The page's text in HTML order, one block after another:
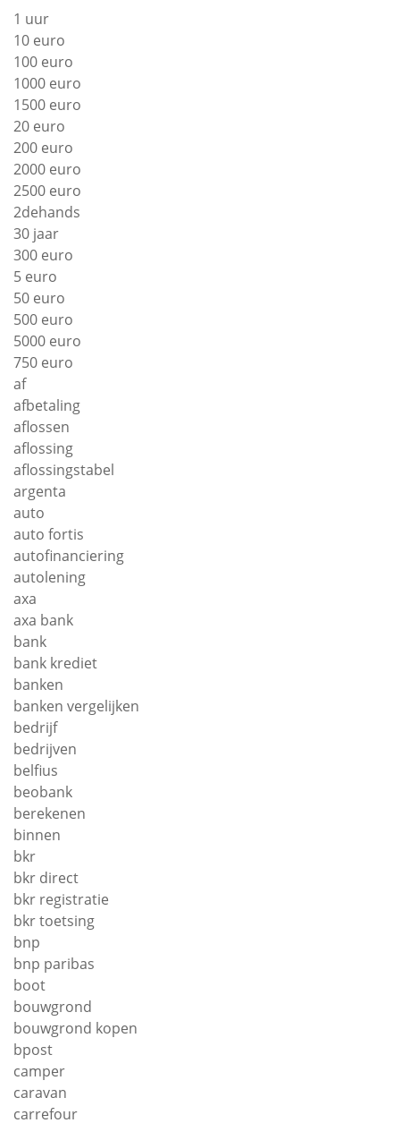
1 uur
10 euro
100 euro
1000 euro
1500 euro
20 euro
200 euro
2000 euro
2500 euro
2dehands
30 jaar
300 euro
5 euro
50 euro
500 euro
5000 euro
750 euro
af
afbetaling
aflossen
aflossing
aflossingstabel
argenta
auto
auto fortis
autofinanciering
autolening
axa
axa bank
bank
bank krediet
banken
banken vergelijken
bedrijf
bedrijven
belfius
beobank
berekenen
binnen
bkr
bkr direct
bkr registratie
bkr toetsing
bnp
bnp paribas
boot
bouwgrond
bouwgrond kopen
bpost
camper
caravan
carrefour